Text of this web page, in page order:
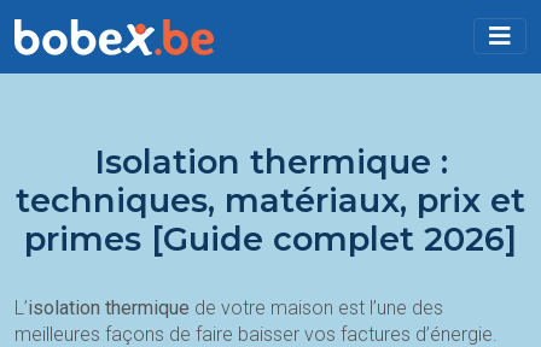
Isolation thermique :
techniques, matériaux, prix et
primes [Guide complet 2026]
L’isolation thermique de votre maison est l’une des
meilleures façons de faire baisser vos factures d’énergie.